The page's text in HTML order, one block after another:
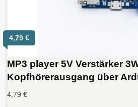
4,79 €
MP3 player 5V Verstärker
Kopfhörerausgang über
4,79 €